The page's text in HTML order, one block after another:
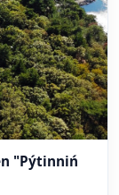
"Pýtinniń